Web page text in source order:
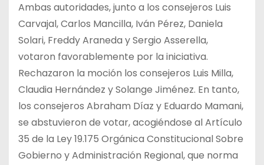
Ambas autoridades, junto a los consejeros Luis
Carvajal, Carlos Mancilla, Iván Pérez, Daniela
Solari, Freddy Araneda y Sergio Asserella,
votaron favorablemente por la iniciativa.
Rechazaron la moción los consejeros Luis Milla,
Claudia Hernández y Solange Jiménez. En tanto,
los consejeros Abraham Díaz y Eduardo Mamani,
se abstuvieron de votar, acogiéndose al Artículo
35 de la Ley 19.175 Orgánica Constitucional Sobre
Gobierno y Administración Regional, que norma